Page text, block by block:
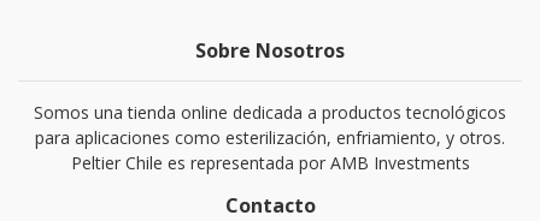
Sobre Nosotros
Somos una tienda online dedicada a productos tecnológicos
para aplicaciones como esterilización, enfriamiento, y otros.
Peltier Chile es representada por AMB Investments
Contacto